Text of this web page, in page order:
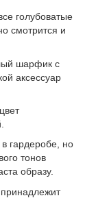
голубоватые
смотрится и
шарфик с
аксессуар
гардеробе, но
тонов
образу.